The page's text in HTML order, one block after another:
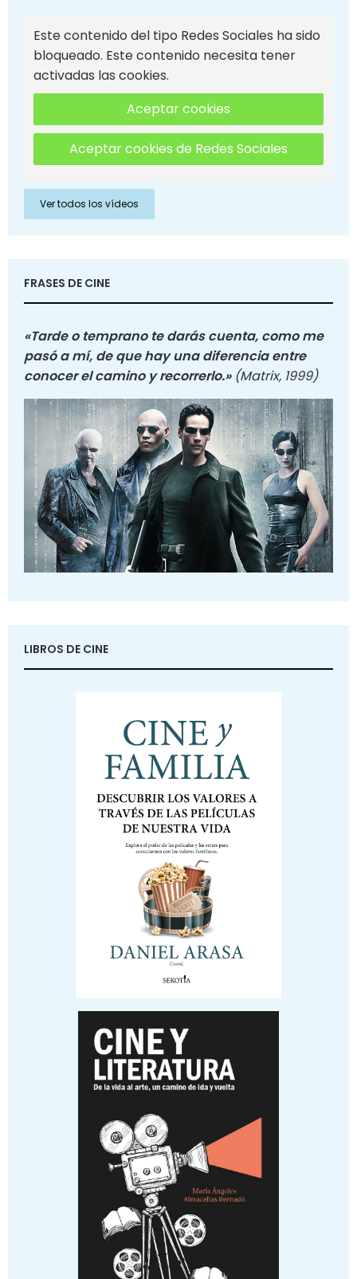
Este contenido del tipo Redes Sociales ha sido
bloqueado. Este contenido necesita tener
activadas las cookies.
Aceptar cookies
Aceptar cookies de Redes Sociales
Ver todos los vídeos
FRASES DE CINE
«Tarde o temprano te darás cuenta, como me
pasó a mí, de que hay una diferencia entre
conocer el camino y recorrerlo.» (Matrix, 1999)
LIBROS DE CINE